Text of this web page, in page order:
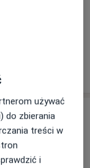
używać
do zbierania
treści w
i